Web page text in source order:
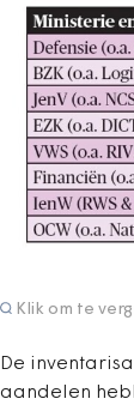
Klik om te
De
aandelen